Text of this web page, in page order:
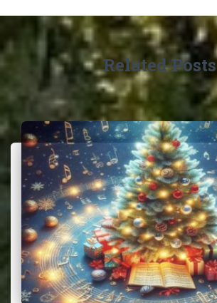
Related Posts